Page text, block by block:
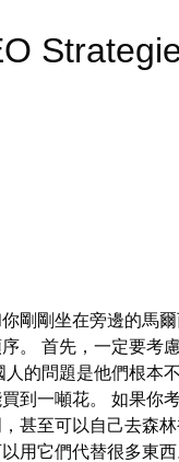
剛剛坐在旁邊的馬
。 首先，一定要考
的問題是他們根本
到一噸花。 如果你
甚至可以自己去森
用它們代替很多東